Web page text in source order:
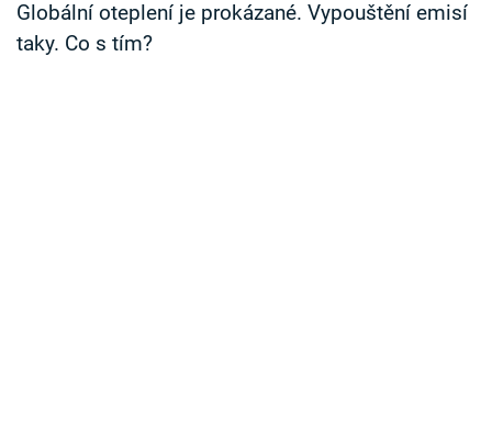
Globální oteplení je prokázané. Vypouštění emisí
taky. Co s tím?